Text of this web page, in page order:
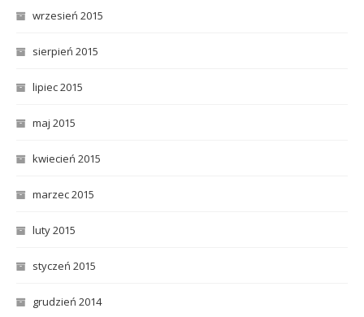
wrzesień 2015
sierpień 2015
lipiec 2015
maj 2015
kwiecień 2015
marzec 2015
luty 2015
styczeń 2015
grudzień 2014